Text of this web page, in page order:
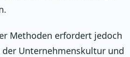
Methoden erfordert jedoch
der Unternehmenskultur und